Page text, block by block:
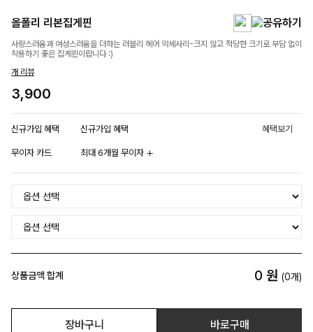
올폴리 리본집게핀
사랑스러움과 여성스러움을 더하는 러블리 헤어 악세사리-크지 않고 적당한 크기로 부담 없이
착용하기 좋은 집게핀이랍니다 :)
개 리뷰
3,900
신규가입 혜택 신규가입 혜택 혜택보기
무이자 카드 최대 6개월 무이자
상품금액 합계 0 원 (0개)
장바구니 바로구매